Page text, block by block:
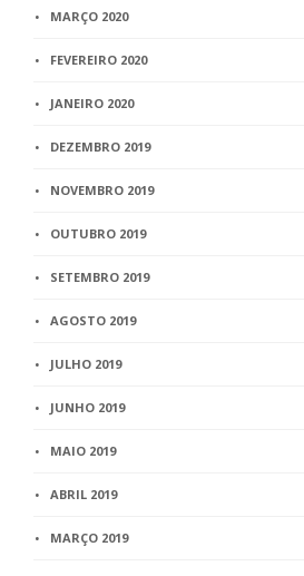
MARÇO 2020
FEVEREIRO 2020
JANEIRO 2020
DEZEMBRO 2019
NOVEMBRO 2019
OUTUBRO 2019
SETEMBRO 2019
AGOSTO 2019
JULHO 2019
JUNHO 2019
MAIO 2019
ABRIL 2019
MARÇO 2019